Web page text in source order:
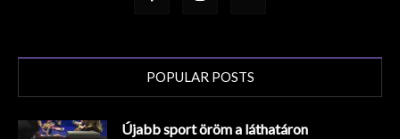
POPULAR POSTS
Újabb sport öröm a láthatáron